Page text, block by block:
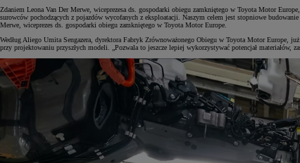
Zdaniem Leona Van Der Merwe, wiceprezesa ds. gospodarki obiegu zamkniętego w Toyota Motor
surowców pochodzących z pojazdów wycofanych z eksploatacji. Naszym celem jest stopniowe
Merwe, wiceprezes ds. gospodarki obiegu zamkniętego w Toyota Motor Europe.
Według Aliego Umita Sengazera, dyrektora Fabryk Zrównoważonego Obiegu w Toyota Motor Europe,
przy projektowaniu przyszłych modeli. „Pozwala to jeszcze lepiej wykorzystywać potencjał